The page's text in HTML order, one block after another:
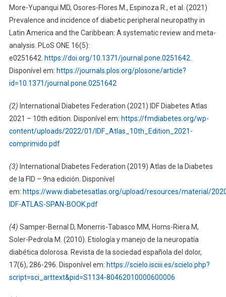
More-Yupanqui MD, Osores-Flores M., Espinoza R., et al. (2021)
Prevalence and incidence of diabetic peripheral neuropathy in
Latin America and the Caribbean: A systematic review and meta-
analysis. PLoS ONE 16(5):
e0251642. https://doi.org/10.1371/journal.pone.0251642
Disponível em: https://journals.plos.org/plosone/article?
id=10.1371/journal.pone.0251642
(2) International Diabetes Federation (2021) IDF Diabetes Atlas
2021 – 10th edition. Disponível em: https://fmdiabetes.org/wp-
content/uploads/2022/01/IDF_Atlas_10th_Edition_2021-
comprimido.pdf
(3) International Diabetes Federation (2019) Atlas de la Diabetes
de la FID – 9na edición. Disponível
em: https://www.diabetesatlas.org/upload/resources/material/
IDF-ATLAS-SPAN-BOOK.pdf
(4) Samper-Bernal D, Monerris-Tabasco MM, Homs-Riera M,
Soler-Pedrola M. (2010). Etiología y manejo de la neuropatía
diabética dolorosa. Revista de la sociedad española del dolor,
17(6), 286-296. Disponível em: https://scielo.isciii.es/scielo.php?
script=sci_arttext&pid=S1134-80462010000600006